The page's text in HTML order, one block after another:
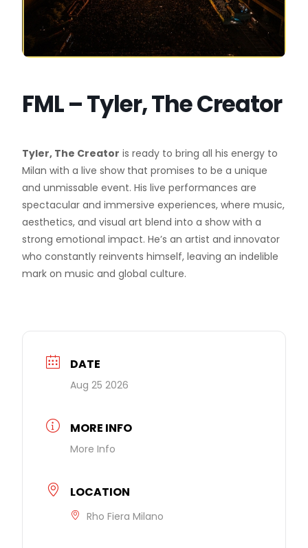
FML – Tyler, The Creator
Tyler, The Creator is ready to bring all his energy to
Milan with a live show that promises to be a unique
and unmissable event. His live performances are
spectacular and immersive experiences, where music,
aesthetics, and visual art blend into a show with a
strong emotional impact. He’s an artist and innovator
who constantly reinvents himself, leaving an indelible
mark on music and global culture.
DATE
Aug 25 2026
MORE INFO
More Info
LOCATION
Rho Fiera Milano